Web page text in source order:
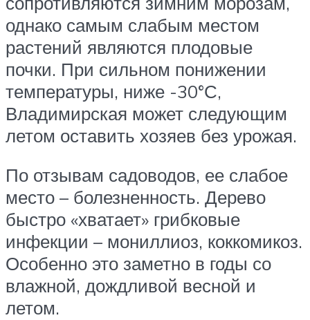
однако самым слабым местом
растений являются плодовые
почки. При сильном понижении
температуры, ниже -30°С,
Владимирская может следующим
летом оставить хозяев без урожая.
По отзывам садоводов, ее слабое
место – болезненность. Дерево
быстро «хватает» грибковые
инфекции – мониллиоз, коккомикоз.
Особенно это заметно в годы со
влажной, дождливой весной и
летом.